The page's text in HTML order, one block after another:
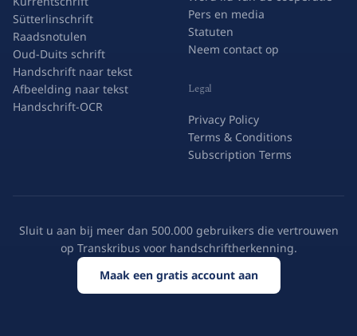
Cursief handschrift
Kurrentschrift
Sütterlinschrift
Raadsnotulen
Oud-Duits schrift
Handschrift naar tekst
Leden
Word lid van de coöperatie
Pers en media
Legal
Privacy Policy
Terms & Conditions
Sluit u aan bij meer dan 500.000 gebruikers die vertrouwen
op Transkribus voor handschriftherkenning.